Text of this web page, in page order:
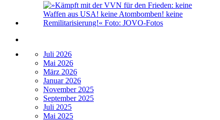
Juli 2026
Mai 2026
März 2026
Januar 2026
November 2025
September 2025
Juli 2025
Mai 2025